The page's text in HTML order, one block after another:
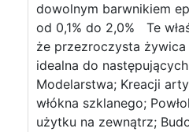
dowolnym barwnikiem
od 0,1% do 2,0% Te
że przezroczysta
idealna do
Modelarstwa; Kreacji
włókna szklanego;
użytku na zewnątrz;